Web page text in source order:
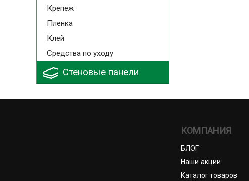
Крепеж
Пленка
Клей
Средства по уходу
Стеновые панели
КОМПАНИЯ
БЛОГ
Наши акции
Каталог товаров